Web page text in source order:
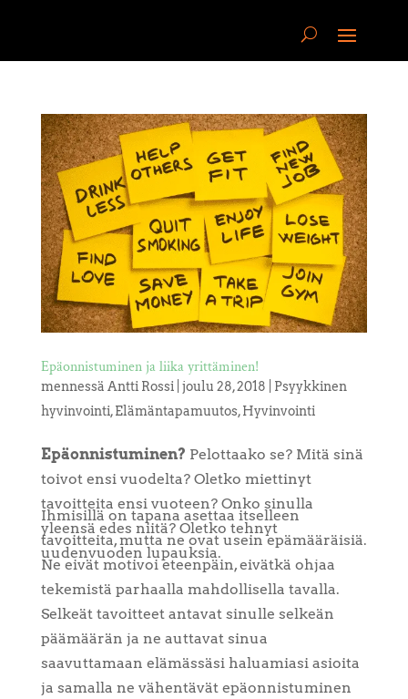
Epäonnistuminen ja liika yrittäminen!
mennessä Antti Rossi| joulu 28, 2018
Psyykkinen
hyvinvointi,Elämäntapamuutos,Hyvinvointi
Epäonnistuminen? Pelottaako se? Mitä sinä
toivot ensi vuodelta? Oletko miettinyt
tavoitteita ensi vuoteen? Onko sinulla
yleensä edes niitä? Oletko tehnyt
uudenvuoden lupauksia.
Ihmisillä on tapana asettaa itselleen
tavoitteita, mutta ne ovat usein epämääräisiä.
Ne eivät motivoi eteenpäin, eivätkä ohjaa
tekemistä parhaalla mahdollisella tavalla.
Selkeät tavoitteet antavat sinulle selkeän
päämäärän ja ne auttavat sinua
saavuttamaan elämässäsi haluamiasi asioita
ja samalla ne vähentävät epäonnistuminen